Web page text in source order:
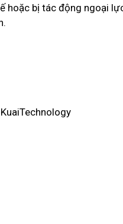
hoặc bị tác động ngoại